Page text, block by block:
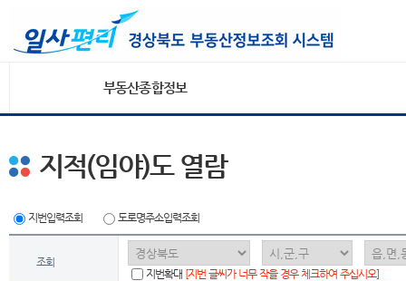
부동산종합정보
지적(임야)도 열람
지번입력조회 도로명주소입력조회
조회
지번확대 [지번 글씨가 너무 작을 경우 체크하여 주십시오]